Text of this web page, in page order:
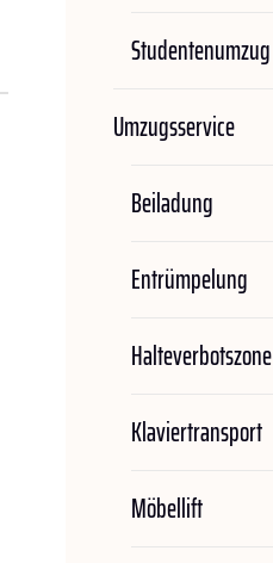
Studentenumzug
Umzugsservice
Beiladung
Entrümpelung
Halteverbotszone
Klaviertransport
Möbellift